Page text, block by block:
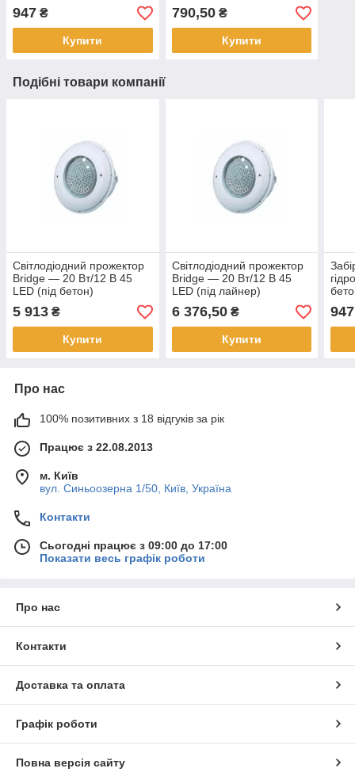
947 ₴
Купити
790,50₴
Купити
Подібні товари компанії
Світлодіодний прожектор
Bridge — 20 Вт/12 В 45
LED (під бетон)
5 913 ₴
Купити
Світлодіодний прожектор
Bridge — 20 Вт/12 В 45
LED (під лайнер)
6 376,50₴
Купити
947
Про нас
100% позитивних з 18 відгуків за рік
Працює з 22.08.2013
м. Київ
вул. Синьоозерна 1/50, Київ, Україна
Контакти
Сьогодні працює з 09:00 до 17:00
Показати весь графік роботи
Про нас
Контакти
Доставка та оплата
Графік роботи
Повна версія сайту